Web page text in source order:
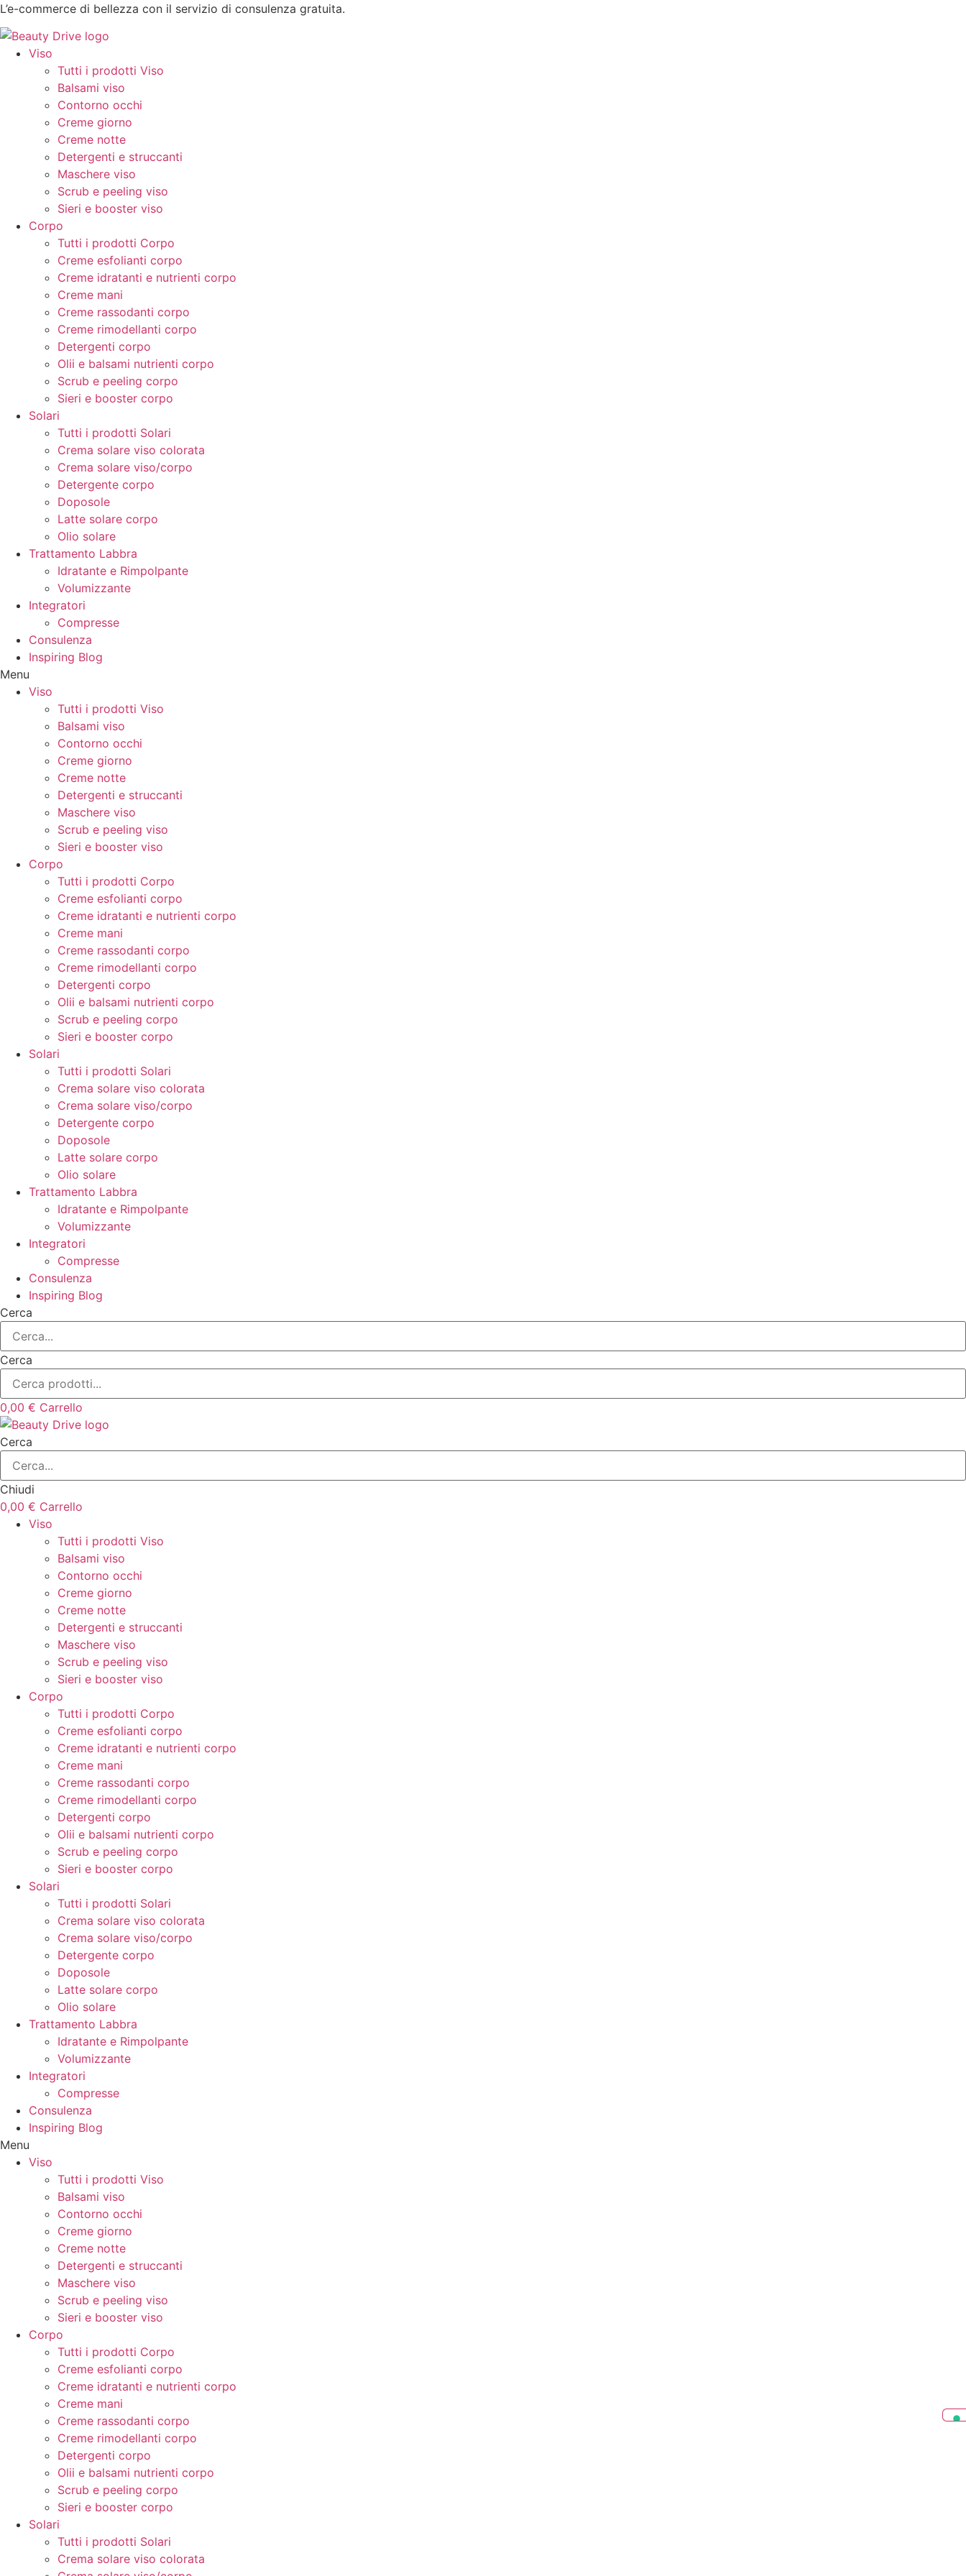
Vai
al
contenuto
L’e-commerce di bellezza con il servizio di consulenza gratuita.
Viso
Tutti i prodotti Viso
Balsami viso
Contorno occhi
Creme giorno
Creme notte
Detergenti e struccanti
Maschere viso
Scrub e peeling viso
Sieri e booster viso
Corpo
Tutti i prodotti Corpo
Creme esfolianti corpo
Creme idratanti e nutrienti corpo
Creme mani
Creme rassodanti corpo
Creme rimodellanti corpo
Detergenti corpo
Olii e balsami nutrienti corpo
Scrub e peeling corpo
Sieri e booster corpo
Solari
Tutti i prodotti Solari
Crema solare viso colorata
Crema solare viso/corpo
Detergente corpo
Doposole
Latte solare corpo
Olio solare
Trattamento Labbra
Idratante e Rimpolpante
Volumizzante
Integratori
Compresse
Consulenza
Inspiring Blog
Menu
Viso
Tutti i prodotti Viso
Balsami viso
Contorno occhi
Creme giorno
Creme notte
Detergenti e struccanti
Maschere viso
Scrub e peeling viso
Sieri e booster viso
Corpo
Tutti i prodotti Corpo
Creme esfolianti corpo
Creme idratanti e nutrienti corpo
Creme mani
Creme rassodanti corpo
Creme rimodellanti corpo
Detergenti corpo
Olii e balsami nutrienti corpo
Scrub e peeling corpo
Sieri e booster corpo
Solari
Tutti i prodotti Solari
Crema solare viso colorata
Crema solare viso/corpo
Detergente corpo
Doposole
Latte solare corpo
Olio solare
Trattamento Labbra
Idratante e Rimpolpante
Volumizzante
Integratori
Compresse
Consulenza
Inspiring Blog
Cerca
Cerca
0,00 € Carrello
Cerca
Chiudi
0,00 € Carrello
Viso
Tutti i prodotti Viso
Balsami viso
Contorno occhi
Creme giorno
Creme notte
Detergenti e struccanti
Maschere viso
Scrub e peeling viso
Sieri e booster viso
Corpo
Tutti i prodotti Corpo
Creme esfolianti corpo
Creme idratanti e nutrienti corpo
Creme mani
Creme rassodanti corpo
Creme rimodellanti corpo
Detergenti corpo
Olii e balsami nutrienti corpo
Scrub e peeling corpo
Sieri e booster corpo
Solari
Tutti i prodotti Solari
Crema solare viso colorata
Crema solare viso/corpo
Detergente corpo
Doposole
Latte solare corpo
Olio solare
Trattamento Labbra
Idratante e Rimpolpante
Volumizzante
Integratori
Compresse
Consulenza
Inspiring Blog
Menu
Viso
Tutti i prodotti Viso
Balsami viso
Contorno occhi
Creme giorno
Creme notte
Detergenti e struccanti
Maschere viso
Scrub e peeling viso
Sieri e booster viso
Corpo
Tutti i prodotti Corpo
Creme esfolianti corpo
Creme idratanti e nutrienti corpo
Creme mani
Creme rassodanti corpo
Creme rimodellanti corpo
Detergenti corpo
Olii e balsami nutrienti corpo
Scrub e peeling corpo
Sieri e booster corpo
Solari
Tutti i prodotti Solari
Crema solare viso colorata